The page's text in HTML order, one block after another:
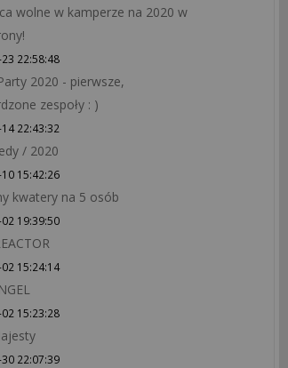
wolne w kamperze na 2020 w
22:58:48
2020 - pierwsze,
zespoły : )
22:43:32
/ 2020
15:42:26
kwatery na 5 osób
19:39:50
15:24:14
15:23:28
22:07:39